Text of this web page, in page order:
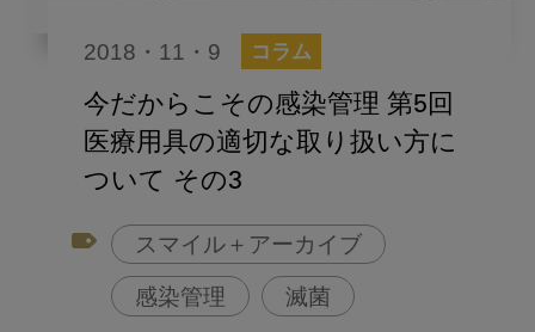
2018・11・9 コラム
今だからこその感染管理 第5回
医療用具の適切な取り扱い方に
ついて その3
スマイル＋アーカイブ
感染管理 滅菌